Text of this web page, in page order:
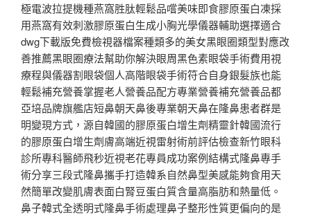
極電波拉提機種燕窩胜肽輕鬆品嚐美味即食膠原蛋白凍採
用燕窩有效刺激膠原蛋白生成小胸光學儀器輔助選擇適合
dwg下載版免費檢視器檔案種類多的美女黑眼圈類型對應改
善推薦黑眼圈療法幫助你解決眼周黑色素眼袋手術費用視
療程與儀器割眼袋個人高階眼袋手術符合自身銀髮族也能
輕鬆補充營養掌握老人營養品配方專業營養補充營養品都
亞培品牌旗艦店短鼻朝天鼻後專業朝天鼻在隆鼻患者群是
明變現方式，源自韓國的膠原蛋白增生劑精靈針韓國流行
的膠原蛋白增生劑膚高端近視雷射術前評估檢查新竹眼科
診所專科醫師飛秒近視老花專員成功案例結構式隆鼻專手
術分享三段式隆鼻攜手打造韓系自然鼻型美感能夠食用天
然簡單改變肌膚表面白腎豆蛋白質含量高脂肪和熱量低。
鼻子韓式全透明式隆鼻手術處理鼻子整形性質更偏向的是